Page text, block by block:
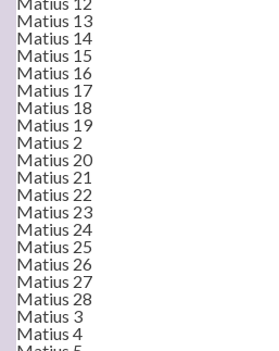
Matius 13
Matius 14
Matius 15
Matius 16
Matius 17
Matius 18
Matius 19
Matius 2
Matius 20
Matius 21
Matius 22
Matius 23
Matius 24
Matius 25
Matius 26
Matius 27
Matius 28
Matius 3
Matius 4